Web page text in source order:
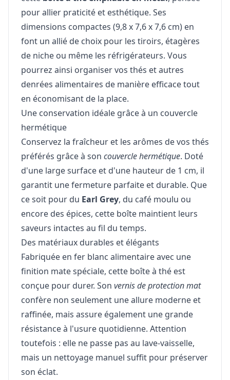
pour allier praticité et esthétique. Ses
dimensions compactes (9,8 x 7,6 x 7,6 cm) en
font un allié de choix pour les tiroirs, étagères
de niche ou même les réfrigérateurs. Vous
pourrez ainsi organiser vos thés et autres
denrées alimentaires de manière efficace tout
en économisant de la place.
Une conservation idéale grâce à un couvercle
hermétique
Conservez la fraîcheur et les arômes de vos thés
préférés grâce à son couvercle hermétique. Doté
d'une large surface et d'une hauteur de 1 cm, il
garantit une fermeture parfaite et durable. Que
ce soit pour du Earl Grey, du café moulu ou
encore des épices, cette boîte maintient leurs
saveurs intactes au fil du temps.
Des matériaux durables et élégants
Fabriquée en fer blanc alimentaire avec une
finition mate spéciale, cette boîte à thé est
conçue pour durer. Son vernis de protection mat
confère non seulement une allure moderne et
raffinée, mais assure également une grande
résistance à l'usure quotidienne. Attention
toutefois : elle ne passe pas au lave-vaisselle,
mais un nettoyage manuel suffit pour préserver
son éclat.